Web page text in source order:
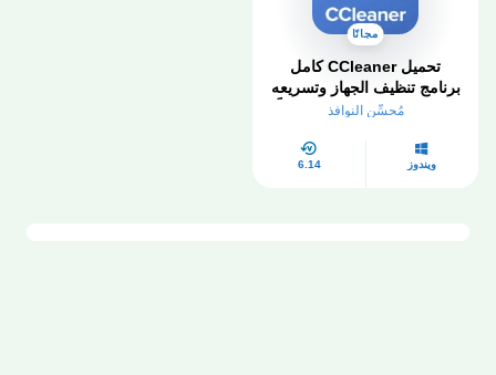
مجانًا
تحميل CCleaner كامل
برنامج تنظيف الجهاز وتسريعه
CCleaner Pro 2025 مجاناً
مُحسِّن النوافذ
ويندوز 6.14